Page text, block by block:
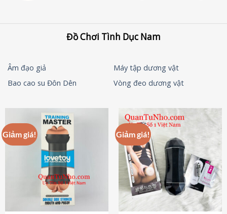
Đồ Chơi Tình Dục Nam
Âm đạo giả
Máy tập dương vật
Bao cao su Đôn Dên
Vòng đeo dương vật
Giảm giá! Giảm giá!